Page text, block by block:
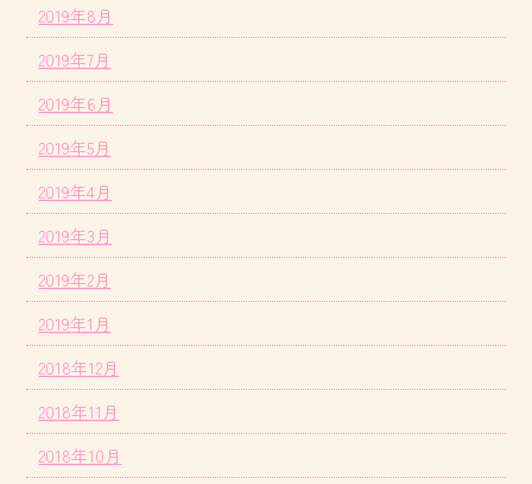
2019年8月
2019年7月
2019年6月
2019年5月
2019年4月
2019年3月
2019年2月
2019年1月
2018年12月
2018年11月
2018年10月